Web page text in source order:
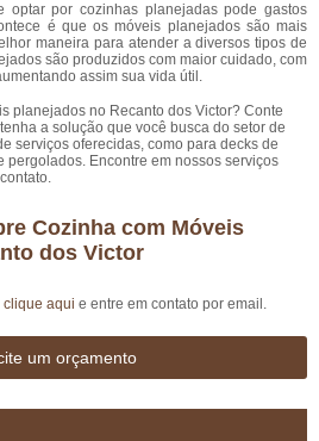
optar por cozinhas planejadas pode gastos
é que os móveis planejados são mais
maneira para atender a diversos tipos de
são produzidos com maior cuidado, com
assim sua vida útil.
planejados no Recanto dos Victor? Conte
a solução que você busca do setor de
serviços oferecidas, como para decks de
Encontre em nossos serviços
Cozinha com Móveis
dos Victor
clique aqui e entre em contato por email.
um orçamento